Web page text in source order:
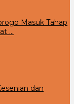
Masuk Tahap
…
dan